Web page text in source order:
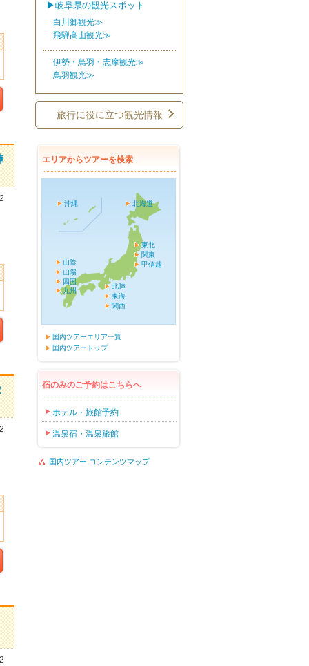
▶岐阜県の観光スポット
白川郷観光≫
飛騨高山観光≫
伊勢・鳥羽・志摩観光≫
鳥羽観光≫
旅行に役に立つ観光情報
エリアからツアーを検索
北海道
東北
関東
甲信越
北陸
東海
関西
山陰
山陽
四国
九州
沖縄
国内ツアーエリア一覧
国内ツアートップ
宿のみのご予約はこちらへ
ホテル・旅館予約
温泉宿・温泉旅館
国内ツアー コンテンツマップ